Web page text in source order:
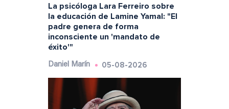
La psicóloga Lara Ferreiro sobre
la educación de Lamine Yamal: "El
padre genera de forma
inconsciente un 'mandato de
éxito'"
Daniel Marín 05-08-2026